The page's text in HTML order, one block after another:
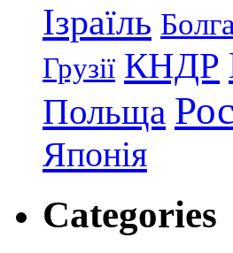
Ізраїль
Грузії КНДР
Польща
Японія
Categories